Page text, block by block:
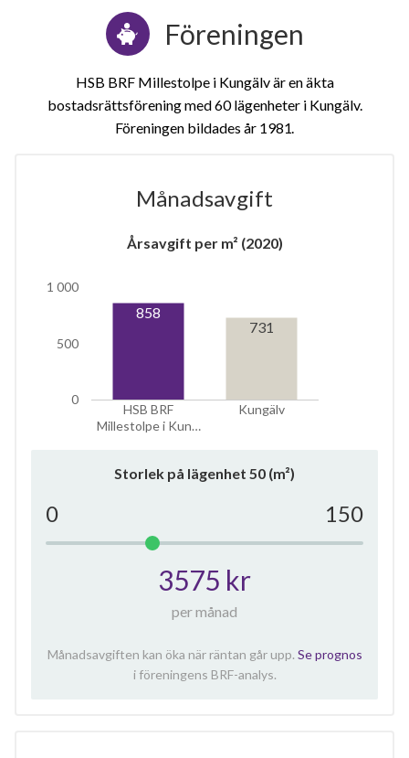
lägenhet
Föreningen
HSB BRF Millestolpe i Kungälv är en äkta
bostadsrättsförening med 60 lägenheter i Kungälv.
Föreningen bildades år 1981
Månadsavgift
Årsavgift per m² (2020)
HSB BRF
Millestolpe i Kun…
Kungälv
0
500
1 000
858
731
Storlek på lägenhet 50 (m²)
0 150
3575 kr
per månad
Månadsavgiften kan öka när räntan går upp. Se prognos
i föreningens BRF-analys.